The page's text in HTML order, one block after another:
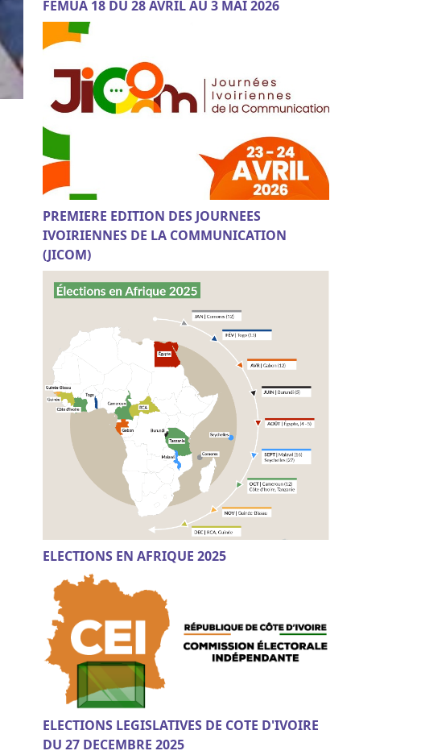
FEMUA 18 DU 28 AVRIL AU 3 MAI 2026
PREMIERE EDITION DES JOURNEES
IVOIRIENNES DE LA COMMUNICATION
(JICOM)
ELECTIONS EN AFRIQUE 2025
ELECTIONS LEGISLATIVES DE COTE D'IVOIRE
DU 27 DECEMBRE 2025